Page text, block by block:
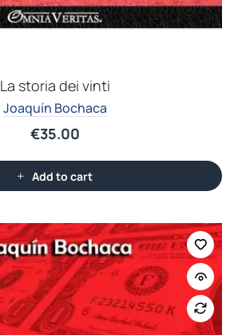
La storia dei vinti
Joaquín Bochaca
€35.00
Add to cart